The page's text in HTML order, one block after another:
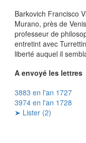
Barkovich Francisco
Murano, près de
professeur de
entretint avec
liberté auquel il
A envoyé les lettres
3883 en l'an 1727
3974 en l'an 1728
➤ Lister (2)